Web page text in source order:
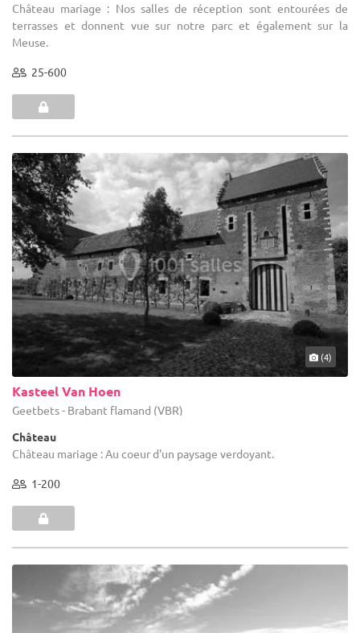
Château mariage : Nos salles de réception sont entourées de
terrasses et donnent vue sur notre parc et également sur la
Meuse.
25-600
(4)
Kasteel Van Hoen
Geetbets - Brabant flamand (VBR)
Château
Château mariage : Au coeur d'un paysage verdoyant.
1-200